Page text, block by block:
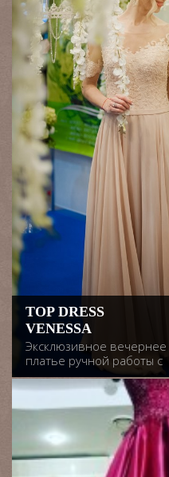
TOP DRESS
VENESSA
Эксклюзивное вечернее
платье ручной работы с
рукавчиками,лиф расшит
кружевными
аппликациями, юбка в
форме солнца, размер
44. Возможен пошив в
разных цветах